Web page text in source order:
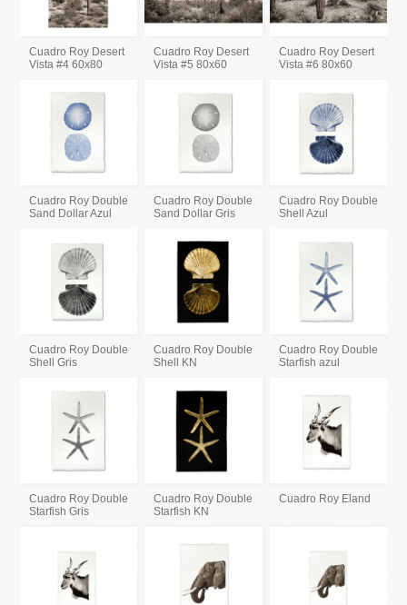
Cuadro Roy Desert
Vista #4 60x80
Cuadro Roy Desert
Vista #5 80x60
Cuadro Roy Desert
Vista #6 80x60
Cuadro Roy Double
Sand Dollar Azul
Cuadro Roy Double
Sand Dollar Gris
Cuadro Roy Double
Shell Azul
Cuadro Roy Double
Shell Gris
Cuadro Roy Double
Shell KN
Cuadro Roy Double
Starfish azul
Cuadro Roy Double
Starfish Gris
Cuadro Roy Double
Starfish KN
Cuadro Roy Eland